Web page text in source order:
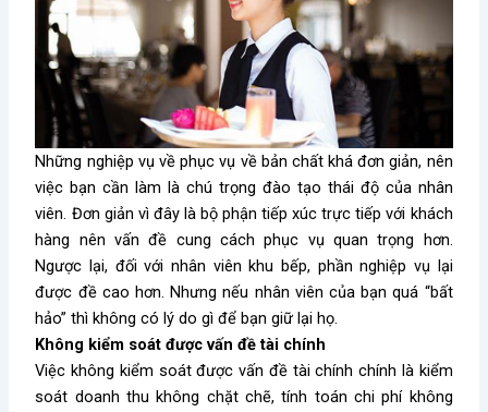
Những nghiệp vụ về phục vụ về bản chất khá đơn giản, nên
việc bạn cần làm là chú trọng đào tạo thái độ của nhân
viên. Đơn giản vì đây là bộ phận tiếp xúc trực tiếp với khách
hàng nên vấn đề cung cách phục vụ quan trọng hơn.
Ngược lại, đối với nhân viên khu bếp, phần nghiệp vụ lại
được đề cao hơn. Nhưng nếu nhân viên của bạn quá “bất
hảo” thì không có lý do gì để bạn giữ lại họ.
Không kiểm soát được vấn đề tài chính
Việc không kiểm soát được vấn đề tài chính chính là kiểm
soát doanh thu không chặt chẽ, tính toán chi phí không